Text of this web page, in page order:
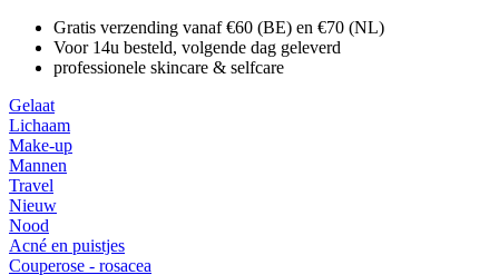
Gratis verzending vanaf €60 (BE) en €70 (NL)
Voor 14u besteld, volgende dag geleverd
professionele skincare & selfcare
Gelaat
Lichaam
Make-up
Mannen
Travel
Nieuw
Nood
Acné en puistjes
Couperose - rosacea